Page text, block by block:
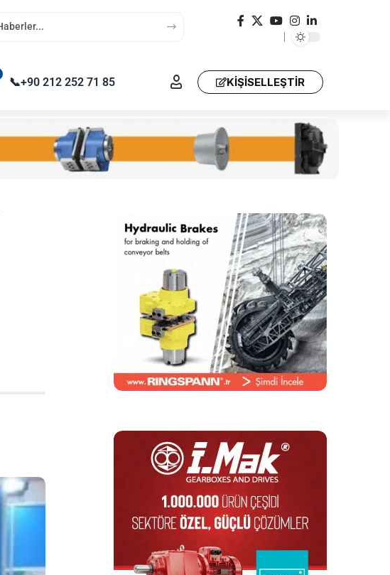
📞+90 212 252 71 85 KIŞISELLEŞTIR